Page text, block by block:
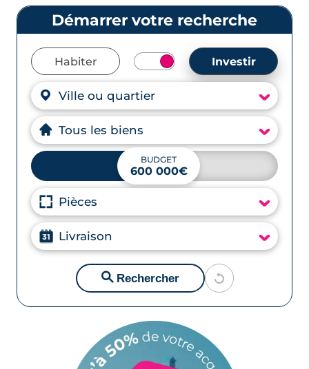
Habiter Investir
Ville ou quartier
Tous les biens
BUDGET
600 000€
Pièces
Livraison
🔍Rechercher